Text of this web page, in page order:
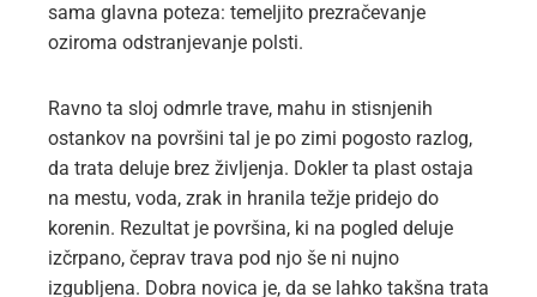
sama glavna poteza: temeljito prezračevanje
oziroma odstranjevanje polsti.
Ravno ta sloj odmrle trave, mahu in stisnjenih
ostankov na površini tal je po zimi pogosto razlog,
da trata deluje brez življenja. Dokler ta plast ostaja
na mestu, voda, zrak in hranila težje pridejo do
korenin. Rezultat je površina, ki na pogled deluje
izčrpano, čeprav trava pod njo še ni nujno
izgubljena. Dobra novica je, da se lahko takšna trata